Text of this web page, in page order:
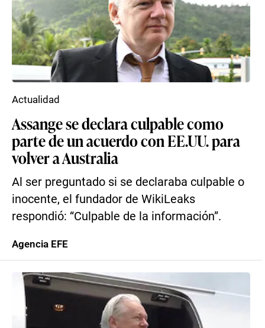
Assange se declara culpable como
parte de un acuerdo con EE.UU. para
volver a Australia
Al ser preguntado si se declaraba culpable o
inocente, el fundador de WikiLeaks
respondió: “Culpable de la información”.
Actualidad
Agencia EFE